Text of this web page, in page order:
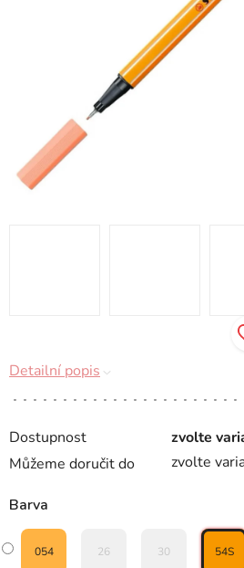
Dostupnost
zvolte
Můžeme doručit do
zvolte
Barva
054 26 30 54S
Detailní popis